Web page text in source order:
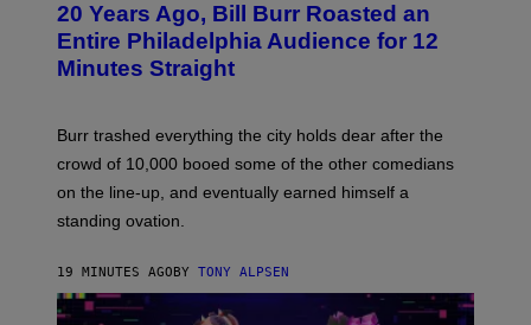
B
U
R
R
20 Years Ago, Bill Burr Roasted an
Entire Philadelphia Audience for 12
Minutes Straight
Burr trashed everything the city holds dear after the
crowd of 10,000 booed some of the other comedians
on the line-up, and eventually earned himself a
standing ovation.
19 MINUTES AGO BY TONY ALPSEN